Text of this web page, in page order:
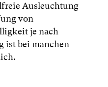
Ausleuchtung
von
je nach
ist bei manchen